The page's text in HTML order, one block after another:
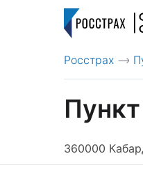
Росстрах >
360000